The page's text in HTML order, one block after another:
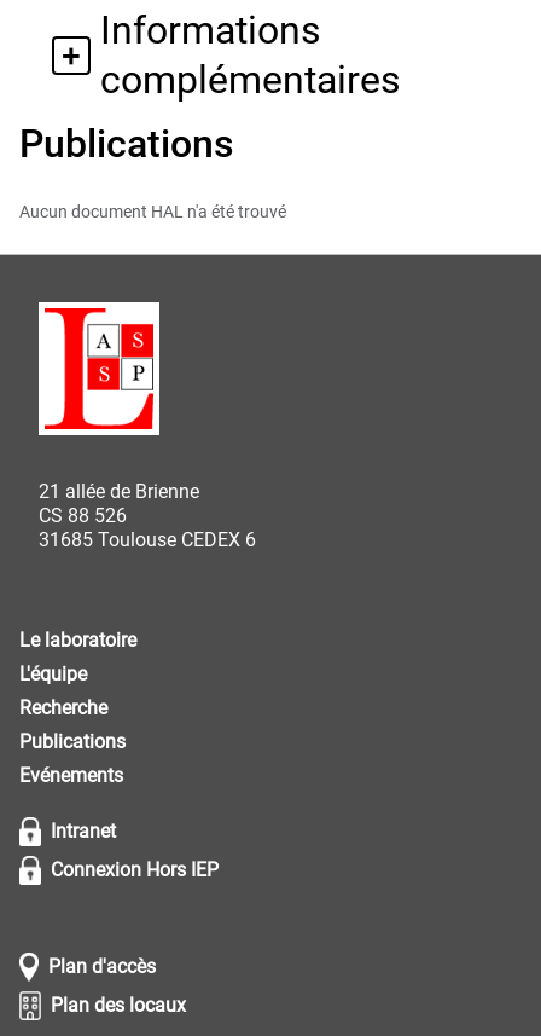
Informations
complémentaires
Publications
Aucun document HAL n'a été trouvé
21 allée de Brienne
CS 88 526
31685 Toulouse CEDEX 6
Le laboratoire
L'équipe
Recherche
Publications
Evénements
Intranet
Connexion Hors IEP
Plan d'accès
Plan des locaux